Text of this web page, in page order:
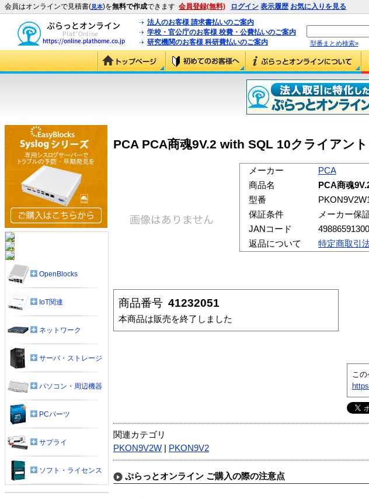
会員はオンラインで見積書(見本)を無料で作成できます 会員登録(無料) ログイン 表示履歴 お気に入りを見る
法人のお客様 請求書払いのご案内
学校・官公庁のお客様 校費・公費払いのご案内
研究機関のお客様 科研費払いのご案内
型番まとめ検索»
PCA PCA商魂9V.2 with SQL 10クライアン
メーカー
PCA
商品名
PCA商魂
型番
保証条件
メーカー保
JANコード
返品について
特定商取引
商品番号 41232051
本商品は販売を終了しました
この
関連カテゴリ
PKON9V2W
PKON9V2
ぷらっとオンライン ご購入の際の注意点
OpenBlocks
IoT関連
ネットワーク
サーバ・ストレージ
パソコン・周辺機器
PCパーツ
サプライ
ソフト・ライセンス